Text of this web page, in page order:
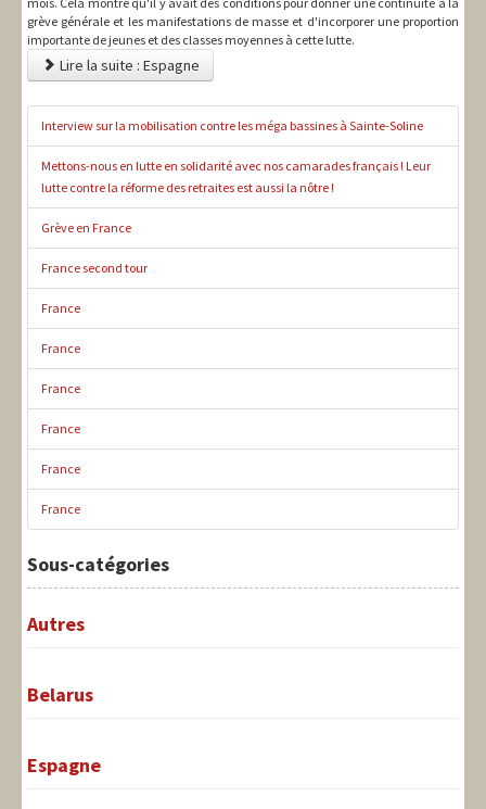
grève générale et les manifestations de masse et d'incorporer une proportion
importante de jeunes et des classes moyennes à cette lutte.
Lire la suite : Espagne
Interview sur la mobilisation contre les méga bassines à Sainte-Soline
Mettons-nous en lutte en solidarité avec nos camarades français ! Leur
lutte contre la réforme des retraites est aussi la nôtre !
Grève en France
France second tour
France
France
France
France
France
France
Sous-catégories
Autres
Belarus
Espagne